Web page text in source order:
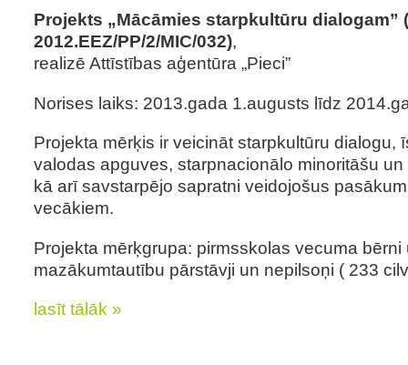
Projekts „Mācāmies starpkultūru dialogam”
2012.EEZ/PP/2/MIC/032),
realizē Attīstības aģentūra „Pieci”
Norises laiks: 2013.gada 1.augusts līdz
Projekta mērķis ir veicināt starpkultūru dialogu,
valodas apguves, starpnacionālo minoritāšu
kā arī savstarpējo sapratni veidojošus
vecākiem.
Projekta mērķgrupa: pirmsskolas vecuma
mazākumtautību pārstāvji un nepilsoņi ( 233
lasīt tālāk »